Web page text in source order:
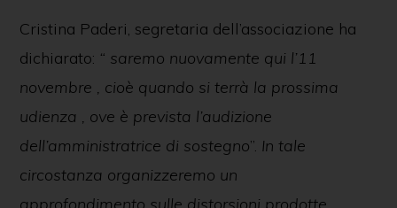
Cristina Paderi, segretaria dell’associazione ha
dichiarato: “ saremo nuovamente qui l’11
novembre , cioè quando si terrà la prossima
udienza , ove è prevista l’audizione
dell’amministratrice di sostegno”. In tale
circostanza organizzeremo un